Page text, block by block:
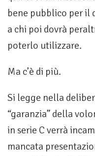
bene pubblico per il
a chi poi dovrà
poterlo utilizzare.
Ma c’è di più.
Si legge nella
“garanzia” della
in serie C verrà
mancata